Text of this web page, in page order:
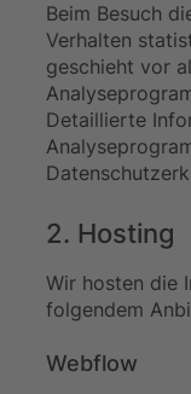
Beim Besuch
Verhalten
geschieht vor
Detaillierte
2. Hosting
Wir hosten die
folgendem
Webflow